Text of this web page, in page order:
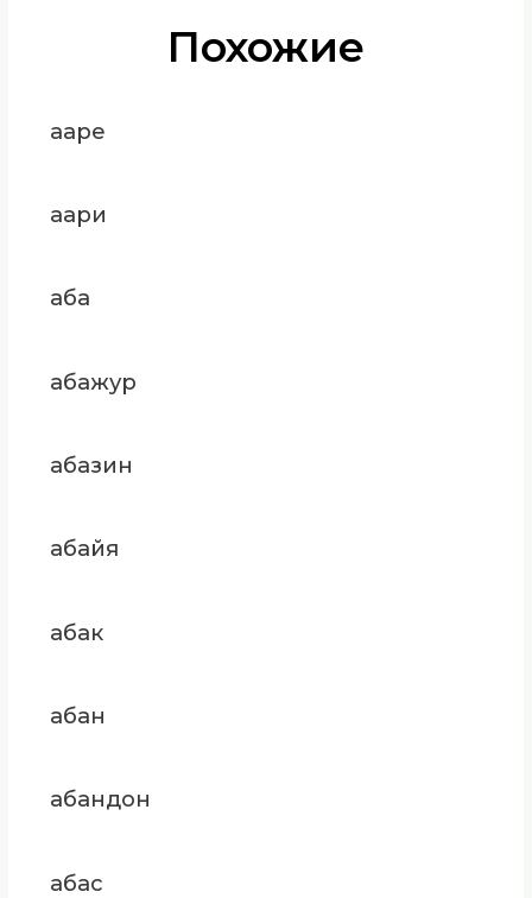
Похожие
ааре
аари
аба
абажур
абазин
абайя
абак
абан
абандон
абас